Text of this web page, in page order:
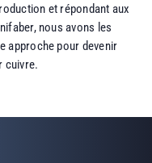
et répondant aux
nous avons les
approche pour devenir
cuivre.